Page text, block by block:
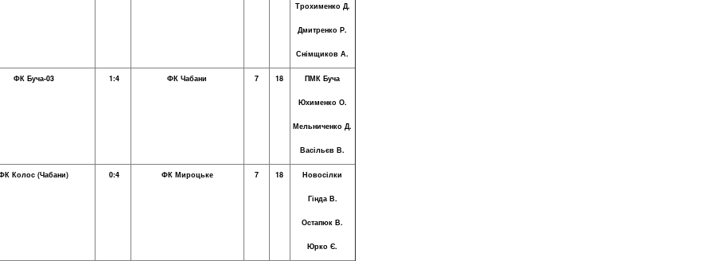
Соф.Борщагівка Переможець XVI Меморіалу Чанових сезону
Трохименко Д.
Дмитренко Р.
Снімщиков А.
ФК Буча-03 1:4 ФК Чабани 7 18 ПМК Буча
Юхименко О.
Мельниченко Д.
Васільєв В.
Колос (Чабани) 0:4 ФК Мироцьке 7 18 Новосілки
Гінда В.
Остапюк В.
Юрко Є.